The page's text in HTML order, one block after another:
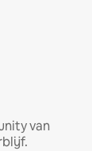
van